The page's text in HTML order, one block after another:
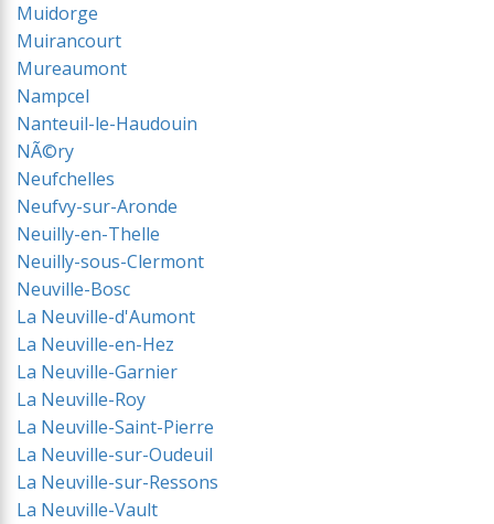
Muidorge
Muirancourt
Mureaumont
Nampcel
Nanteuil-le-Haudouin
NÃ©ry
Neufchelles
Neufvy-sur-Aronde
Neuilly-en-Thelle
Neuilly-sous-Clermont
Neuville-Bosc
La Neuville-d'Aumont
La Neuville-en-Hez
La Neuville-Garnier
La Neuville-Roy
La Neuville-Saint-Pierre
La Neuville-sur-Oudeuil
La Neuville-sur-Ressons
La Neuville-Vault